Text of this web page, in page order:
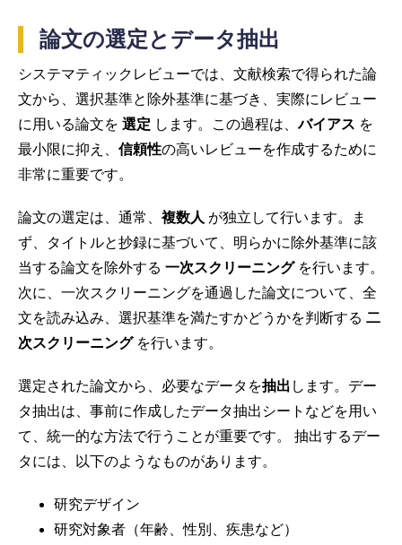
論文の選定とデータ抽出
システマティックレビューでは、文献検索で得られた論
文から、選択基準と除外基準に基づき、実際にレビュー
に用いる論文を 選定 します。この過程は、バイアス を
最小限に抑え、 信頼性の高いレビューを作成するために
非常に重要です。
論文の選定は、通常、 複数人 が独立して行います。ま
ず、タイトルと抄録に基づいて、明らかに除外基準に該
当する論文を除外する 一次スクリーニングを行います。
次に、一次スクリーニングを通過した論文について、全
文を読み込み、選択基準を満たすかどうかを判断する 二
次スクリーニングを行います。
選定された論文から、必要なデータを抽出 します。デー
タ抽出は、事前に作成したデータ抽出シートなどを用い
て、統一的な方法で行うことが重要です。 抽出するデー
タには、以下のようなものがあります。
研究デザイン
研究対象者（年齢、性別、疾患など）